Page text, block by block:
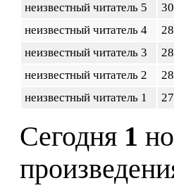
неизвестный читатель 5
неизвестный читатель 4
неизвестный читатель 3
неизвестный читатель 2
неизвестный читатель 1
Сегодня 1